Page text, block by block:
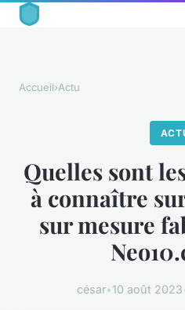
Accueil›Actu
Quelles sont
à connaître
sur mesure
césar•10 août 2023